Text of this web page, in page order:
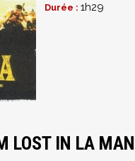
Durée : 1h29
LOST IN LA